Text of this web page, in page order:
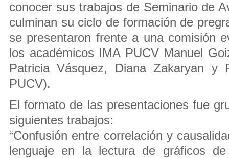
conocer sus trabajos de Seminario de
culminan su ciclo de formación de
se presentaron frente a una comisión
los académicos IMA PUCV Manuel
Patricia Vásquez, Diana Zakaryan y
PUCV).
El formato de las presentaciones fue
siguientes trabajos:
“Confusión entre correlación y
lenguaje en la lectura de gráficos